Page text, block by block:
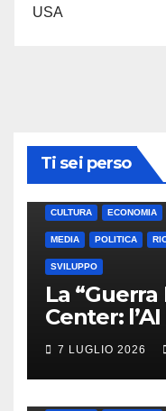
USA
Ti sei perso
CULTURA ECONOMIA
MEDIA POLITICA
SVILUPPO
La
Center:
di energia
7 LUGLIO 2026